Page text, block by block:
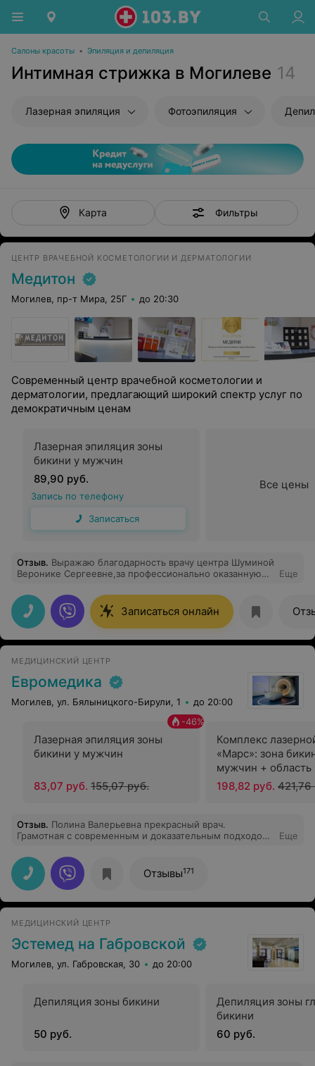
Салоны красоты • Эпиляция и депиляция
Интимная стрижка в Могилеве 14
Лазерная эпиляция Фотоэпиляция
Карта Фильтры
ЦЕНТР ВРАЧЕБНОЙ КОСМЕТОЛОГИИ И ДЕРМАТОЛОГИИ
Медитон
Могилев, пр-т Мира, 25Г до 20:30
Современный центр врачебной косметологии и
дерматологии, предлагающий широкий спектр услуг по
демократичным ценам
Лазерная эпиляция зоны
бикини у мужчин
89,90 руб.
Запись по телефону
Записаться
Все цены
Отзыв. Выражаю благодарность врачу центра Шуминой
Веронике Сергеевне,за профессионально оказанную
Еще
Записаться онлайн
МЕДИЦИНСКИЙ ЦЕНТР
Евромедика
Могилев, ул. Бялыницкого-Бирули, 1 до 20:00
Лазерная эпиляция зоны
бикини у мужчин
-46%
83,07 руб. 155,07 руб.
Комплекс
«Марс»: зона
мужчин + область
мужчин +
198,82 руб. 421,76
Отзыв. Полина Валерьевна прекрасный врач.
Грамотная с современным и доказательным подходом
всегда все четко и по делу. Хожу к доктору на
плановые осмотры и анализы. Делала кольпоскопию.
Все на высшем уровне!
Еще
Отзывы171
МЕДИЦИНСКИЙ ЦЕНТР
Эстемед на Габровской
Могилев, ул. Габровская, 30 до 20:00
Депиляция зоны бикини
50 руб.
Депиляция зоны
бикини
60 руб.